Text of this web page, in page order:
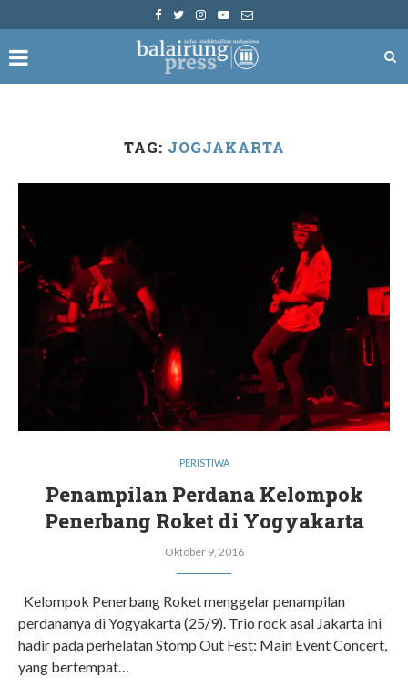
TAG: JOGJAKARTA
PERISTIWA
Penampilan Perdana Kelompok
Penerbang Roket di Yogyakarta
Oktober 9, 2016
Kelompok Penerbang Roket menggelar penampilan
perdananya di Yogyakarta (25/9). Trio rock asal Jakarta ini
hadir pada perhelatan Stomp Out Fest: Main Event Concert,
yang bertempat…